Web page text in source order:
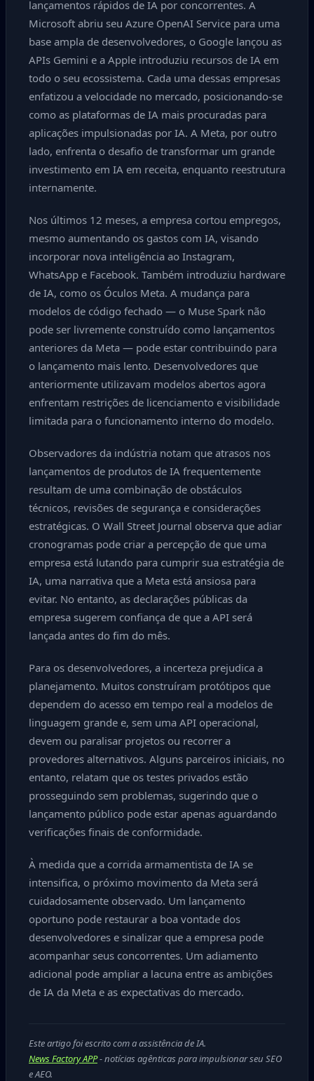
lançamentos rápidos de IA por concorrentes. A
Microsoft abriu seu Azure OpenAI Service para uma
base ampla de desenvolvedores, o Google lançou as
APIs Gemini e a Apple introduziu recursos de IA em
todo o seu ecossistema. Cada uma dessas empresas
enfatizou a velocidade no mercado, posicionando-se
como as plataformas de IA mais procuradas para
aplicações impulsionadas por IA. A Meta, por outro
lado, enfrenta o desafio de transformar um grande
investimento em IA em receita, enquanto reestrutura
internamente.
Nos últimos 12 meses, a empresa cortou empregos,
mesmo aumentando os gastos com IA, visando
incorporar nova inteligência ao Instagram,
WhatsApp e Facebook. Também introduziu hardware
de IA, como os Óculos Meta. A mudança para
modelos de código fechado — o Muse Spark não
pode ser livremente construído como lançamentos
anteriores da Meta — pode estar contribuindo para
o lançamento mais lento. Desenvolvedores que
anteriormente utilizavam modelos abertos agora
enfrentam restrições de licenciamento e visibilidade
limitada para o funcionamento interno do modelo.
Observadores da indústria notam que atrasos nos
lançamentos de produtos de IA frequentemente
resultam de uma combinação de obstáculos
técnicos, revisões de segurança e considerações
estratégicas. O Wall Street Journal observa que adiar
cronogramas pode criar a percepção de que uma
empresa está lutando para cumprir sua estratégia de
IA, uma narrativa que a Meta está ansiosa para
evitar. No entanto, as declarações públicas da
empresa sugerem confiança de que a API será
lançada antes do fim do mês.
Para os desenvolvedores, a incerteza prejudica a
planejamento. Muitos construíram protótipos que
dependem do acesso em tempo real a modelos de
linguagem grande e, sem uma API operacional,
devem ou paralisar projetos ou recorrer a
provedores alternativos. Alguns parceiros iniciais, no
entanto, relatam que os testes privados estão
prosseguindo sem problemas, sugerindo que o
lançamento público pode estar apenas aguardando
verificações finais de conformidade.
À medida que a corrida armamentista de IA se
intensifica, o próximo movimento da Meta será
cuidadosamente observado. Um lançamento
oportuno pode restaurar a boa vontade dos
desenvolvedores e sinalizar que a empresa pode
acompanhar seus concorrentes. Um adiamento
adicional pode ampliar a lacuna entre as ambições
de IA da Meta e as expectativas do mercado.
Este artigo foi escrito com a assistência de IA.
News Factory APP- notícias agênticas para impulsionar seu SEO
e AEO.